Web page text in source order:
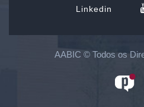
Linkedin
AABIC © Todos os